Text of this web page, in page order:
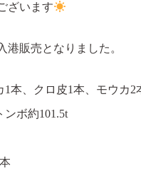
ざいます
港販売となりました。
1本、クロ皮1本、モウカ2
ンボ約101.5t